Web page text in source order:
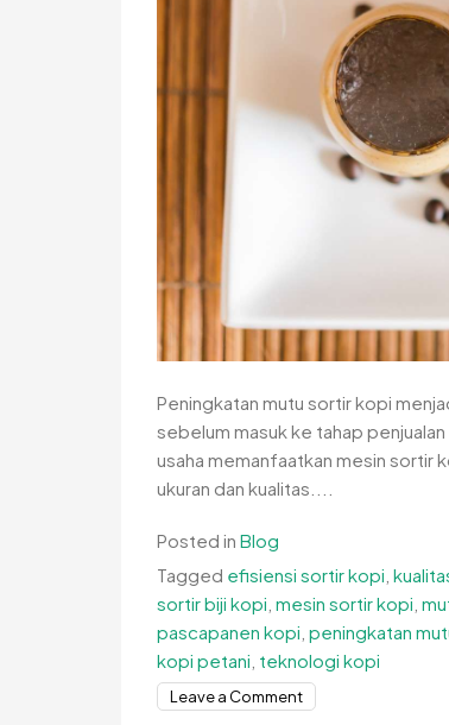
Peningkatan mutu sortir kopi
sebelum masuk ke tahap
usaha memanfaatkan mesin sortir
ukuran dan kualitas....
Posted in Blog
Tagged efisiensi sortir kopi
sortir biji kopi mesin sortir kopi
pascapanen kopi peningkatan
kopi petani teknologi kopi
Leave a Commenton